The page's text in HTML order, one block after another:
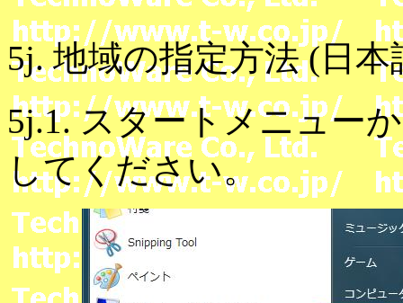
5j. 地域の指定方法 (日本
5j.1. スタートメニュー
してください。